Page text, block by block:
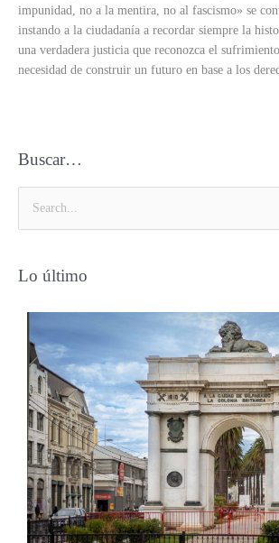
impunidad, no a la mentira, no al fascismo» se
instando a la ciudadanía a recordar siempre la
una verdadera justicia que reconozca el
necesidad de construir un futuro en base a los
Buscar…
c
Lo último